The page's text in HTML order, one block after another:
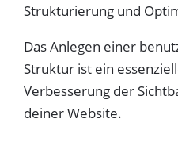
Strukturierung und
Das Anlegen einer
Struktur ist ein
Verbesserung der
deiner Website.